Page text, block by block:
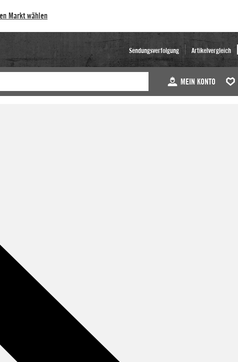
Markt wählen
Sendungsverfolgung Artikelvergleich
MEIN KONTO